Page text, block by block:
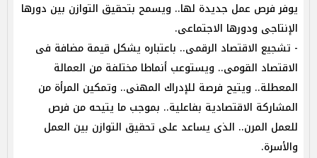
يوفر فرص عمل جديدة لها.. ويسمح بتحقيق التوازن بين دورها
الإنتاجى ودورها الاجتماعى.
- تشجيع الاقتصاد الرقمى.. باعتباره يشكل قيمة مضافة فى
الاقتصاد القومى.. ويستوعب أنماطا مختلفة من العمالة
المعطلة.. ويتيح فرصة للإدراك المهنى.. وتمكين المرأة من
المشاركة الاقتصادية بفاعلية.. بموجب ما يتيحه من فرص
للعمل المرن.. الذى يساعد على تحقيق التوازن بين العمل
والأسرة.